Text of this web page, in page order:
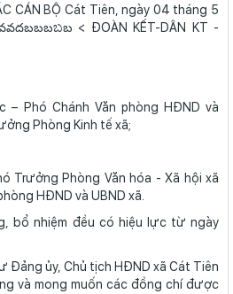
– Phó Chánh Văn phòng HĐND và
Phòng Kinh tế xã;
Trưởng Phòng Văn hóa - Xã hội xã
HĐND và UBND xã.
bổ nhiệm đều có hiệu lực từ ngày
Đảng ủy, Chủ tịch HĐND xã Cát Tiên
và mong muốn các đồng chí được